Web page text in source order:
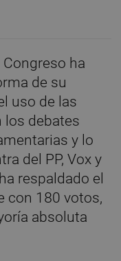
Congreso ha
de su
uso de las
los debates
y lo
del PP, Vox y
respaldado el
con 180 votos,
absoluta